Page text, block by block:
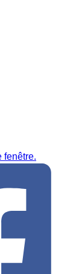
fenêtre.